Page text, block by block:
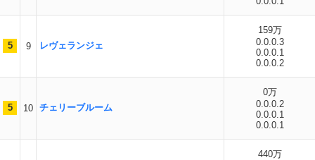
5 9 レヴェランジェ
159万
0.0.0.3
0.0.0.1
0.0.0.2
5 10 チェリーブルーム
0万
0.0.0.2
0.0.0.1
0.0.0.1
440万